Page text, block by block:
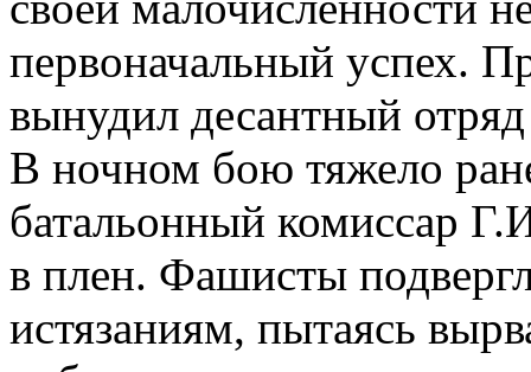
первоначальный успех.
вынудил десантный
В ночном бою тяжело
батальонный комиссар
в плен. Фашисты
истязаниям, пытаясь